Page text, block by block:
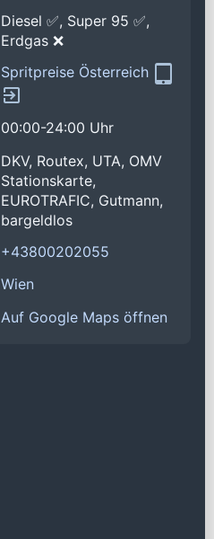
Diesel ✅, Super 95 ✅,
Erdgas ❌
Spritpreise Österreich
00:00-24:00 Uhr
DKV, Routex, UTA, OMV
Stationskarte,
EUROTRAFIC, Gutmann,
bargeldlos
+43800202055
Wien
Auf Google Maps öffnen